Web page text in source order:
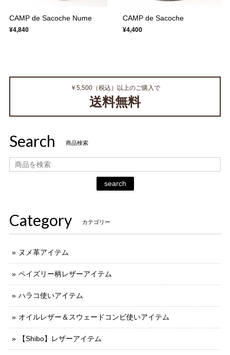
CAMP de Sacoche Nume
¥4,840
CAMP de Sacoche
¥4,400
￥5,500（税込）以上のご購入で
送料無料
Search 商品検索
search
Category カテゴリー
ヌメ革アイテム
ペイズリー柄レザーアイテム
ハラコ使いアイテム
オイルレザー＆スウェードコンビ使いアイテム
【Shibo】レザーアイテム